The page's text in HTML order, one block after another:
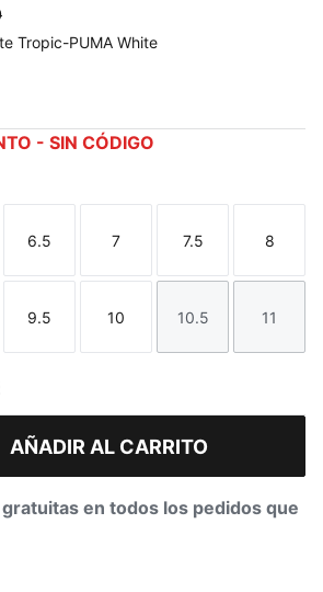
Tropic-PUMA White
Tropic-PUMA White
- SIN CÓDIGO
Talla
6.5
Talla
7
Talla
7.5
Talla
8
Talla
9.5
Talla
10
Talla
10.5
Talla
11
de deseos
AÑADIR AL CARRITO
en todos los pedidos que